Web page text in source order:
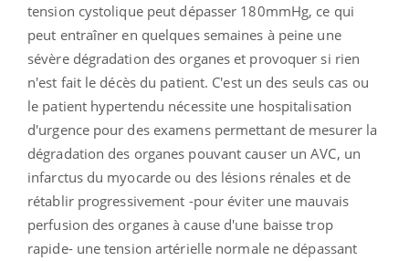
tension cystolique peut dépasser 180mmHg, ce qui
peut entraîner en quelques semaines à peine une
sévère dégradation des organes et provoquer si rien
n'est fait le décès du patient. C'est un des seuls cas ou
le patient hypertendu nécessite une hospitalisation
d'urgence pour des examens permettant de mesurer la
dégradation des organes pouvant causer un AVC, un
infarctus du myocarde ou des lésions rénales et de
rétablir progressivement -pour éviter une mauvais
perfusion des organes à cause d'une baisse trop
rapide- une tension artérielle normale ne dépassant